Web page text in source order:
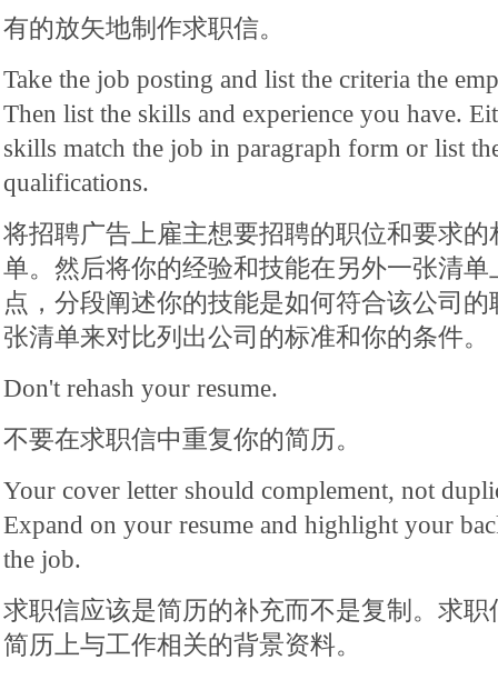
有的放矢地制作求职信。
Take the job posting and list the criteria the
Then list the skills and experience you have.
skills match the job in paragraph form or list
qualifications.
将招聘广告上雇主想要招聘的职位和要求
单。然后将你的经验和技能在另外一张清
点，分段阐述你的技能是如何符合该公司
张清单来对比列出公司的标准和你的条件。
Don't rehash your resume.
不要在求职信中重复你的简历。
Your cover letter should complement, not
Expand on your resume and highlight your
the job.
求职信应该是简历的补充而不是复制。求
简历上与工作相关的背景资料。